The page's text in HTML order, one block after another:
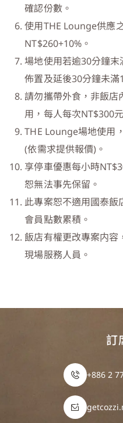
確認份數。
使用THE Lounge供應
NT$260+10%。
場地使用若逾30分鐘
佈置及延後30分鐘未滿
請勿攜帶外食，非飯店
用，每人每次NT$300
THE Lounge場地使用
(依需求提供報價)。
享停車優惠每小時
恕無法事先保留。
此專案恕不適用國泰飯
會員點數累積。
飯店有權更改專案内容
現場服務人員。
訂
+886 2